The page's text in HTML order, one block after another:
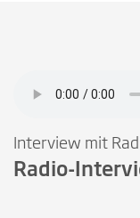
Interview mit
Radio-